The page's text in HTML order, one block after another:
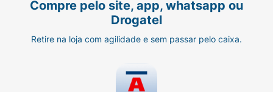
Não use o Elani Ciclo nas seguintes situações:
Se você estiver grávida ou planeja
Se você tiver histórico de doenças
Compre pelo site, app, whatsapp ou
Drogatel
Retire na loja com agilidade e sem passar pelo caixa.